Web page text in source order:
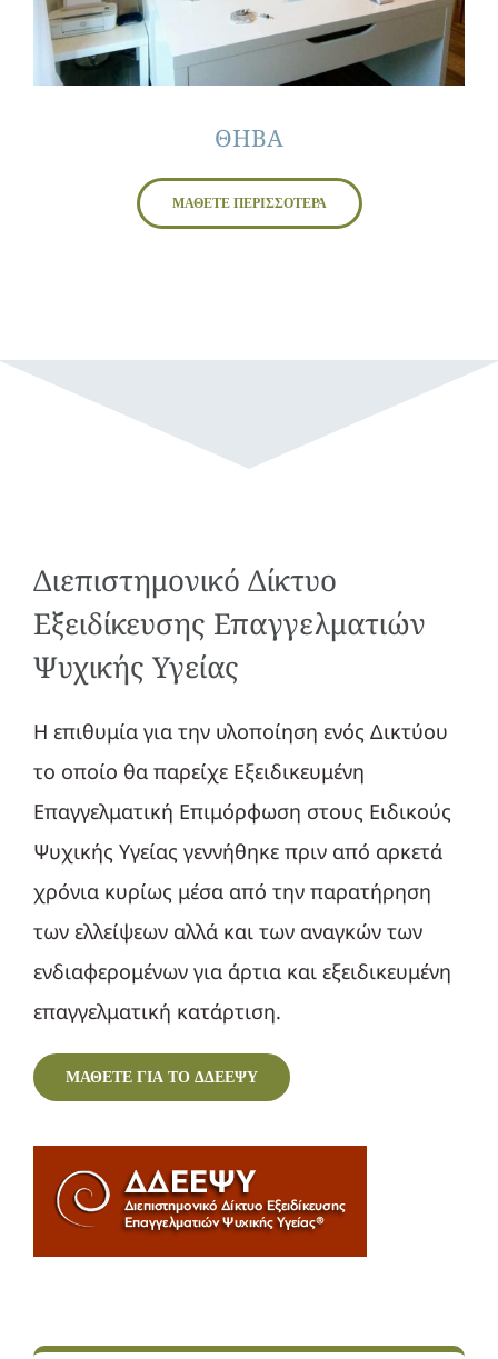
ΘΗΒΑ
ΜΑΘΕΤΕ ΠΕΡΙΣΣΟΤΕΡΑ
Διεπιστημονικό Δίκτυο
Εξειδίκευσης Επαγγελματιών
Ψυχικής Υγείας
Η επιθυμία για την υλοποίηση ενός Δικτύου
το οποίο θα παρείχε Εξειδικευμένη
Επαγγελματική Επιμόρφωση στους Ειδικούς
Ψυχικής Υγείας γεννήθηκε πριν από αρκετά
χρόνια κυρίως μέσα από την παρατήρηση
των ελλείψεων αλλά και των αναγκών των
ενδιαφερομένων για άρτια και εξειδικευμένη
επαγγελματική κατάρτιση.
ΜΑΘΕΤΕ ΓΙΑ ΤΟ ΔΔΕΕΨΥ